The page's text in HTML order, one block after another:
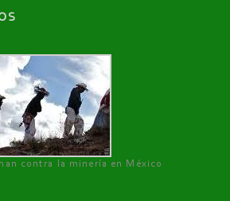
contra la minería en México